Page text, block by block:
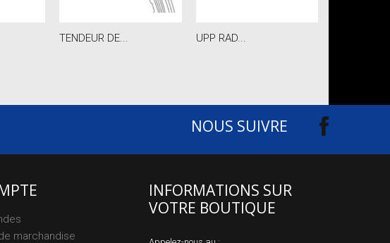
TENDEUR DE... UPP RAD...
NOUS SUIVRE
marchandise
INFORMATIONS SUR
VOTRE BOUTIQUE